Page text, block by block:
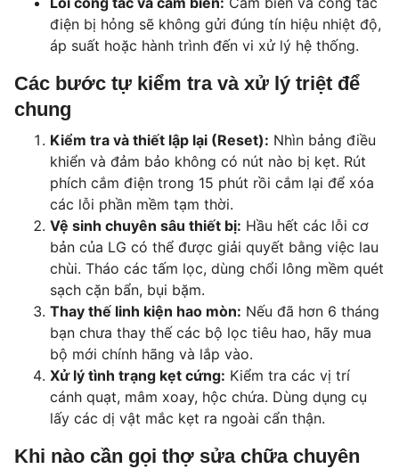
điện bị hỏng sẽ không gửi đúng tín hiệu nhiệt độ,
áp suất hoặc hành trình đến vi xử lý hệ thống.
Các bước tự kiểm tra và xử lý triệt để
chung
Kiểm tra và thiết lập lại (Reset): Nhìn bảng điều
khiển và đảm bảo không có nút nào bị kẹt. Rút
phích cắm điện trong 15 phút rồi cắm lại để xóa
các lỗi phần mềm tạm thời.
Vệ sinh chuyên sâu thiết bị: Hầu hết các lỗi cơ
bản của LG có thể được giải quyết bằng việc lau
chùi. Tháo các tấm lọc, dùng chổi lông mềm quét
sạch cặn bẩn, bụi bặm.
Thay thế linh kiện hao mòn: Nếu đã hơn 6 tháng
bạn chưa thay thế các bộ lọc tiêu hao, hãy mua
bộ mới chính hãng và lắp vào.
Xử lý tình trạng kẹt cứng: Kiểm tra các vị trí
cánh quạt, mâm xoay, hộc chứa. Dùng dụng cụ
lấy các dị vật mắc kẹt ra ngoài cẩn thận.
Khi nào cần gọi thợ sửa chữa chuyên